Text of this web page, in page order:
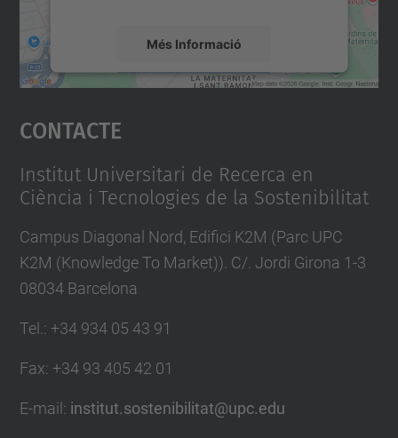
Més Informació
Accepta
powered by
Contacte
Institut Universitari de Recerca en
Ciència i Tecnologies de la Sostenibilitat
Campus Diagonal Nord, Edifici K2M (Parc UPC
K2M (Knowledge To Market)). C/. Jordi Girona 1-3
08034 Barcelona
Tel. : +34 934 05 43 91
Fax: +34 93 405 42 01
E-mail : institut.sostenibilitat@upc.edu